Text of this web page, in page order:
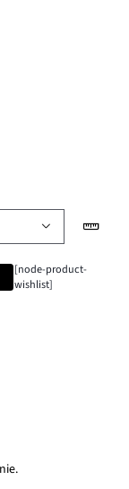
[node-product-
wishlist]